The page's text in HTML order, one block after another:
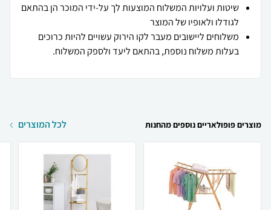
שיטות ועלויות המשלוח המוצעות לך על-ידי המוכר הן בהתאם
לגודלו ולאופיו של המוצר
משלוחים ליישובים מעבר לקו הירוק עשויים להיות כרוכים
בעלות משלוח נוספת, בהתאם ליעד ולספק המשלוח.
מוצרים פופולאריים נוספים מהחנות לכל המוצרים